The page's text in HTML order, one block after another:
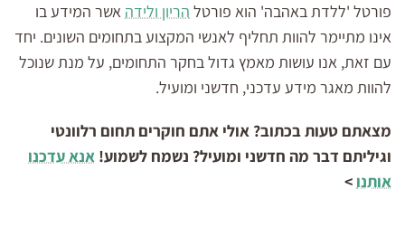
פורטל 'ללדת באהבה' הוא פורטל הריון ולידה אשר המידע בו
אינו מתיימר להוות תחליף לאנשי המקצוע בתחומים השונים. יחד
עם זאת, אנו עושות מאמץ גדול בחקר התחומים, על מנת שנוכל
להוות מאגר מידע עדכני, חדשני ומועיל.
מצאתם טעות בכתוב? אולי אתם חוקרים תחום רלוונטי
וגיליתם דבר מה חדשני ומועיל? נשמח לשמוע! אנא עדכנו
אותנו >